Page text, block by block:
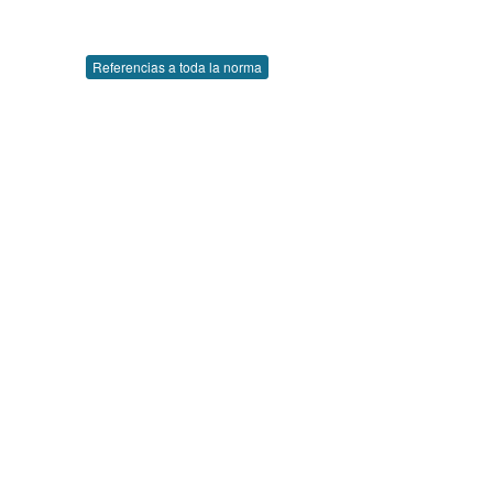
Referencias a toda la norma